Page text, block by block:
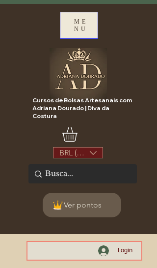
ME
NU
Cursos de Bolsas Artesanais com
Adriana Dourado | Diva da
Costura
BRL (R$)
Ver pontos
Login